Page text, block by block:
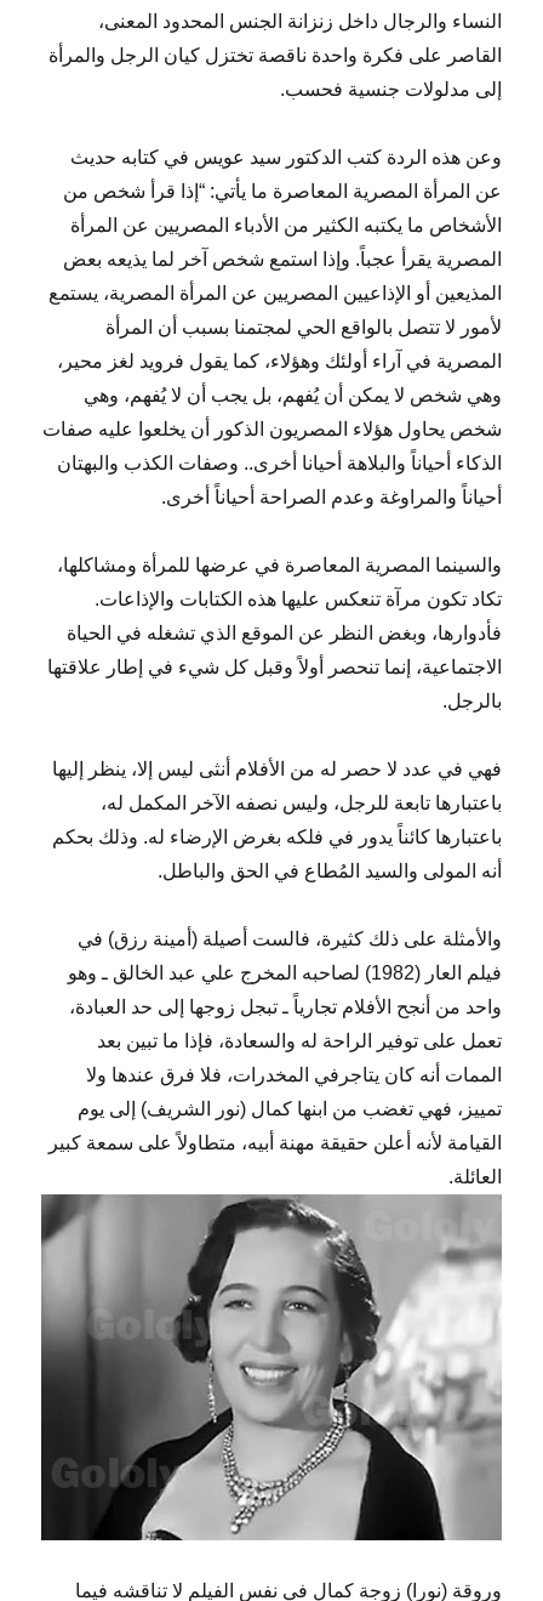
النساء والرجال داخل زنزانة الجنس المحدود المعنى،
القاصر على فكرة واحدة ناقصة تختزل كيان الرجل والمرأة
إلى مدلولات جنسية فحسب.
وعن هذه الردة كتب الدكتور سيد عويس في كتابه حديث
عن المرأة المصرية المعاصرة ما يأتي: “إذا قرأ شخص من
الأشخاص ما يكتبه الكثير من الأدباء المصريين عن المرأة
المصرية يقرأ عجباً. وإذا استمع شخص آخر لما يذيعه بعض
المذيعين أو الإذاعيين المصريين عن المرأة المصرية، يستمع
لأمور لا تتصل بالواقع الحي لمجتمنا بسبب أن المرأة
المصرية في آراء أولئك وهؤلاء، كما يقول فرويد لغز محير،
وهي شخص لا يمكن أن يُفهم، بل يجب أن لا يُفهم، وهي
شخص يحاول هؤلاء المصريون الذكور أن يخلعوا عليه صفات
الذكاء أحياناً والبلاهة أحيانا أخرى.. وصفات الكذب والبهتان
أحياناً والمراوغة وعدم الصراحة أحياناً أخرى.
والسينما المصرية المعاصرة في عرضها للمرأة ومشاكلها،
تكاد تكون مرآة تنعكس عليها هذه الكتابات والإذاعات.
فأدوارها، وبغض النظر عن الموقع الذي تشغله في الحياة
الاجتماعية، إنما تنحصر أولاً وقبل كل شيء في إطار علاقتها
بالرجل.
فهي في عدد لا حصر له من الأفلام أنثى ليس إلا، ينظر إليها
باعتبارها تابعة للرجل، وليس نصفه الآخر المكمل له،
باعتبارها كائناً يدور في فلكه بغرض الإرضاء له. وذلك بحكم
أنه المولى والسيد المُطاع في الحق والباطل.
والأمثلة على ذلك كثيرة، فالست أصيلة (أمينة رزق) في
فيلم العار (1982) لصاحبه المخرج علي عبد الخالق ـ وهو
واحد من أنجح الأفلام تجارياً ـ تبجل زوجها إلى حد العبادة،
تعمل على توفير الراحة له والسعادة، فإذا ما تبين بعد
الممات أنه كان يتاجرفي المخدرات، فلا فرق عندها ولا
تمييز، فهي تغضب من ابنها كمال (نور الشريف) إلى يوم
القيامة لأنه أعلن حقيقة مهنة أبيه، متطاولاً على سمعة كبير
العائلة.
وروقة (نورا) زوجة كمال في نفس الفيلم لا تناقشه فيما